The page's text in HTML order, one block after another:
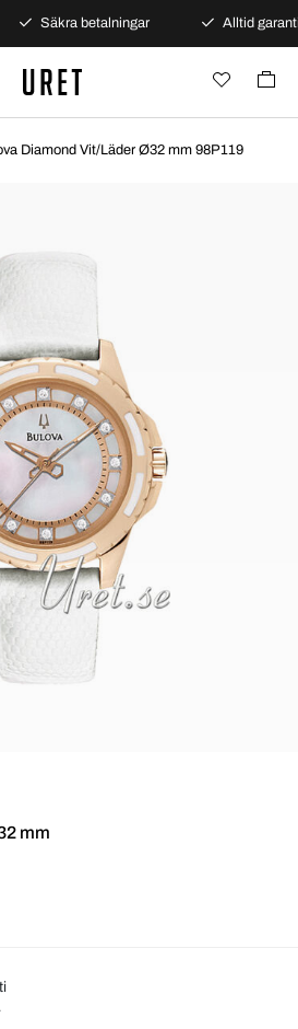
Säkra betalningar Alltid garanti
Diamond Vit/Läder Ø32 mm 98P119
mm